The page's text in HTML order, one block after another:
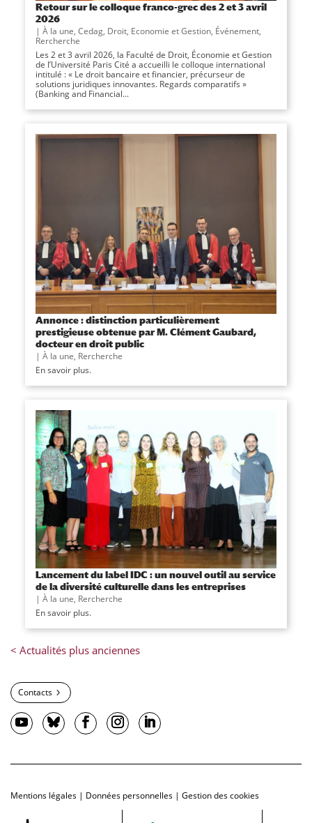
Retour sur le colloque franco-grec des 2 et 3 avril
2026
| À la une, Cedag, Droit, Economie et Gestion, Événement,
Rercherche
Les 2 et 3 avril 2026, la Faculté de Droit, Économie et Gestion
de l’Université Paris Cité a accueilli le colloque international
intitulé : « Le droit bancaire et financier, précurseur de
solutions juridiques innovantes. Regards comparatifs »
(Banking and Financial...
Annonce : distinction particulièrement
prestigieuse obtenue par M. Clément Gaubard,
docteur en droit public
| À la une, Rercherche
En savoir plus.
Lancement du label IDC : un nouvel outil au service
de la diversité culturelle dans les entreprises
| À la une, Rercherche
En savoir plus.
Contacts
Mentions légales | Données personnelles | Gestion des cookies